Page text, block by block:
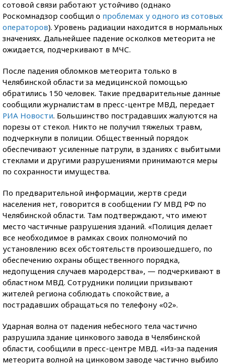
сотовой связи работают устойчиво (однако
Роскомнадзор сообщил о проблемах у одного из сотовых
операторов). Уровень радиации находится в нормальных
значениях. Дальнейшее падение осколков метеорита не
ожидается, подчеркивают в МЧС.
После падения обломков метеорита только в
Челябинской области за медицинской помощью
обратились 150 человек. Такие предварительные данные
сообщили журналистам в пресс-центре МВД, передает
РИА Новости. Большинство пострадавших жалуются на
порезы от стекол. Никто не получил тяжелых травм,
подчеркнули в полиции. Общественный порядок
обеспечивают усиленные патрули, в зданиях с выбитыми
стеклами и другими разрушениями принимаются меры
по сохранности имущества.
По предварительной информации, жертв среди
населения нет, говорится в сообщении ГУ МВД РФ по
Челябинской области. Там подтверждают, что имеют
место частичные разрушения зданий. «Полиция делает
все необходимое в рамках своих полномочий по
установлению всех обстоятельств произошедшего, по
обеспечению охраны общественного порядка,
недопущения случаев мародерства», — подчеркивают в
областном МВД. Сотрудники полиции призывают
жителей региона соблюдать спокойствие, а
пострадавших обращаться по телефону «02».
Ударная волна от падения небесного тела частично
разрушила здание цинкового завода в Челябинской
области, сообщили в пресс-центре МВД. «Из-за падения
метеорита волной на цинковом заводе частично выбило